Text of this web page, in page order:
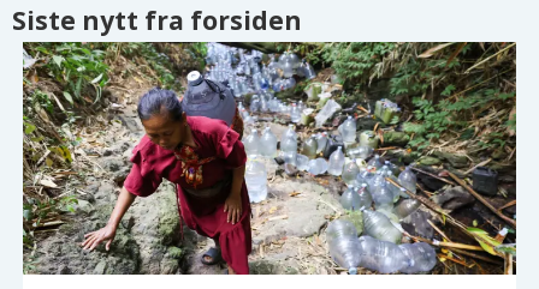
Siste nytt fra forsiden